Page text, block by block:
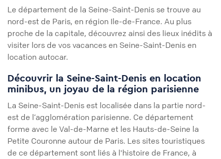
Le département de la Seine-Saint-Denis se trouve au
nord-est de Paris, en région Ile-de-France. Au plus
proche de la capitale, découvrez ainsi des lieux inédits à
visiter lors de vos vacances en Seine-Saint-Denis en
location autocar.
Découvrir la Seine-Saint-Denis en location
minibus, un joyau de la région parisienne
La Seine-Saint-Denis est localisée dans la partie nord-
est de l’agglomération parisienne. Ce département
forme avec le Val-de-Marne et les Hauts-de-Seine la
Petite Couronne autour de Paris. Les sites touristiques
de ce département sont liés à l'histoire de France, à